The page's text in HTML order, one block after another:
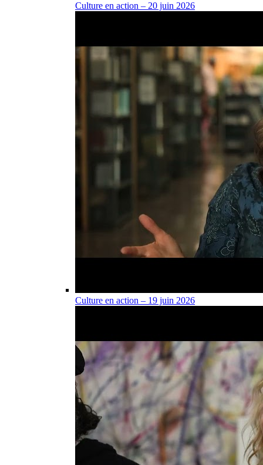
Culture en action – 20 juin 2026
Culture en action – 19 juin 2026